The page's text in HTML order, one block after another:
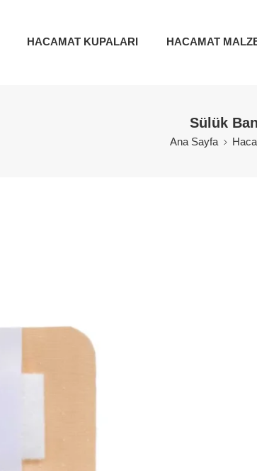
HACAMAT KUPALARI HACAMAT
Sülük
Ana Sayfa